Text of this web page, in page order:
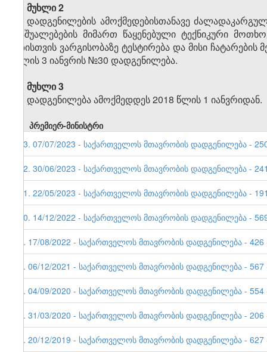
მუხლი 2
დადგენილების ამოქმედებისთანავე
საშუალებების მიმართ წაყენებული ტექნიკური
გზისთვის ვარგისობაზე ტესტირება და მისი
წლის 3 იანვრის №30 დადგენილება.
მუხლი 3
დადგენილება ამოქმედდეს 2018 წლის 1 იანვრიდან.
პრემიერ-მინისტრი
13. 07/07/2023 - საქართველოს მთავრობის დადგენილება -
12. 30/06/2023 - საქართველოს მთავრობის დადგენილება -
11. 22/05/2023 - საქართველოს მთავრობის დადგენილება -
10. 14/12/2022 - საქართველოს მთავრობის დადგენილება -
9. 17/08/2022 - საქართველოს მთავრობის დადგენილება - 426
8. 06/12/2021 - საქართველოს მთავრობის დადგენილება - 567
7. 04/09/2020 - საქართველოს მთავრობის დადგენილება - 554
6. 31/03/2020 - საქართველოს მთავრობის დადგენილება - 206
5. 20/12/2019 - საქართველოს მთავრობის დადგენილება - 627